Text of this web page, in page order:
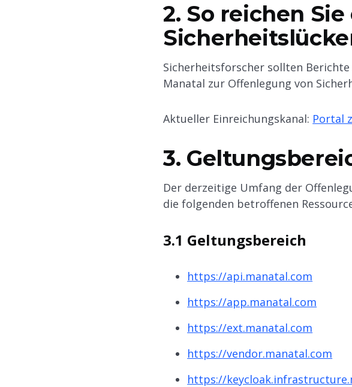
2. So reichen
Sicherheitsforscher sollten
Manatal zur Offenlegung von
Aktueller Einreichungskanal: Portal
3.
Der derzeitige Umfang der
die folgenden betroffenen
3.1 Geltungsbereich
https://api.manatal.com
https://app.manatal.com
https://ext.manatal.com
https://vendor.manatal.com
https://